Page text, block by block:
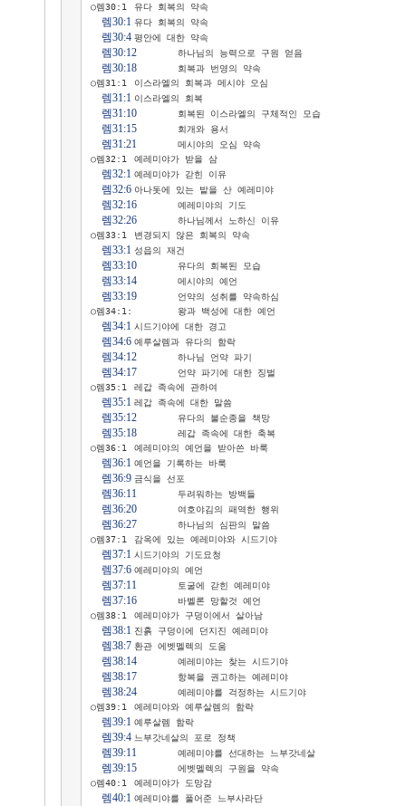
○렘30:1	유다 회복의 약속
렘30:1
렘30:4
	평안에 대한 약속
렘30:12
	하나님의 능력으로 구원 얻음
렘30:18
	회복과 번영의 약속
○렘31:1	이스라엘의 회복과 메시야 오심
렘31:1
렘31:10
	회복된 이스라엘의 구체적인 모습
렘31:15
	회개와 용서
렘31:21
○렘32:1	예레미야가 받을 삼
렘32:1
렘32:6
	아나돗에 있는 밭을 산 예레미야
렘32:16
	예레미야의 기도
렘32:26
	하나님께서 노하신 이유
○렘33:1	변경되지 않은 회복의 약속
렘33:1
렘33:10
	유다의 회복된 모습
렘33:14
	메시야의 예언
렘33:19
	언약의 성취를 약속하심
○렘34:1:	왕과 백성에 대한 예언
렘34:1
렘34:6
	예루살렘과 유다의 함락
렘34:12
	하나님 언약 파기
렘34:17
○렘35:1	레갑 족속에 관하여
렘35:1
렘35:12
	유다의 불순종을 책망
렘35:18
	레갑 족속에 대한 축복
○렘36:1	예레미야의 예언을 받아쓴 바룩
렘36:1
렘36:9
	금식을 선포
렘36:11
렘36:20
	여호야김의 패역한 행위
렘36:27
○렘37:1	감옥에 있는 예레미야와 시드기야
렘37:1
렘37:6
	예레미야의 예언
렘37:11
렘37:16
	바벨론 망할것 예언
○렘38:1	예레미야가 구덩이에서 살아남
렘38:1
렘38:7
렘38:14
	예레미야는 찾는 시드기야
렘38:17
렘38:24
	예레미야를 걱정하는 시드기야
○렘39:1	예레미야와 예루살렘의 함락
렘39:1
렘39:4
	느부갓네살의 포로 정책
렘39:11
렘39:15
	에벳멜렉의 구원을 약속
○렘40:1	예레미야가 도망감
렘40:1